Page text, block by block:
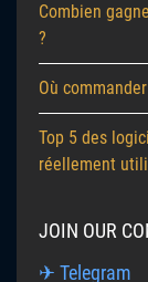
Combien
?
Où
Top 5 des
réellement
JOIN OUR
✈ Telegram